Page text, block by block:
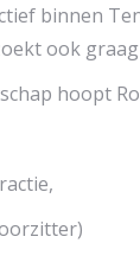
binnen
ook
hoopt